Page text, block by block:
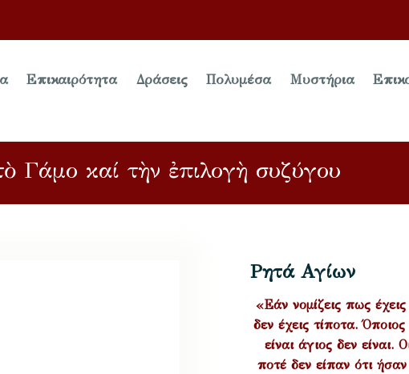
Επικαιρότητα Δράσεις Πολυμέσα Μυστήρια
Γάμο καί τὴν ἐπιλογὴ συζύγου
Ρητά Αγίων
«Εάν νομίζεις πως
δεν έχεις τίποτα.
είναι άγιος δεν είναι.
ποτέ δεν είπαν ότι ήσαν